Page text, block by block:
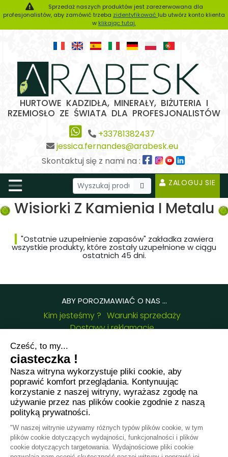
Sprzedaż naszych produktów jest zarezerwowana dla
profesjonalistów, aby zamówić trzeba zidentyfikować lub utwórz konto klienta
w klikając tutaj.
HURTOWE KADZIDŁA, MINERAŁY, BIŻUTERIA I
RZEMIOSŁO ZE ŚWIATA DLA PROFESJONALISTÓW
+33781382437
jessica.fernandes@arabesk.eu
Skontaktuj się z nami na :
ZALOGUJ SIE
Wisiorki Z Kamienia I Metalu
"Ostatnie uzupełnienie zapasów" zakładka zawiera
wszystkie produkty, które zostały uzupełnione w ciągu
ostatnich 45 dni.
ABY POROZMAWIAĆ O NAS ...
Kim jesteśmy ? Warunki sprzedaży
Dostawy i reklamacje
Często Zadawane Pytania
NASZE DANE KONTAKTOWE :
8 chemin de Casselèvres, 31790 Saint Jory -
France
+33781382437
jessica.fernandes@arabesk.eu
Skontaktuj się z nami na :